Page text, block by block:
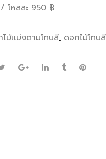
โหลละ 950 ฿
ม้เเบ่งตามโทนสี, ดอกไม้โทน